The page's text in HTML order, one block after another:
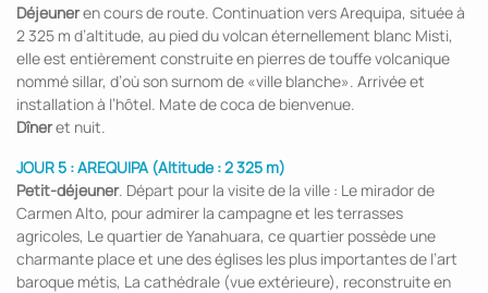
Déjeuneren cours de route. Continuation vers Arequipa, située à
2 325 m d’altitude, au pied du volcan éternellement blanc Misti,
elle est entièrement construite en pierres de touffe volcanique
nommé sillar, d’où son surnom de «ville blanche». Arrivée et
installation à l’hôtel. Mate de coca de bienvenue.
Dîneret nuit.
JOUR 5 : AREQUIPA (Altitude : 2 325 m)
Petit-déjeuner. Départ pour la visite de la ville : Le mirador de
Carmen Alto, pour admirer la campagne et les terrasses
agricoles, Le quartier de Yanahuara, ce quartier possède une
charmante place et une des églises les plus importantes de l’art
baroque métis, La cathédrale (vue extérieure), reconstruite en